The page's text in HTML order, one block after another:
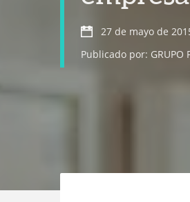
27 de mayo de
Publicado por: GRUPO